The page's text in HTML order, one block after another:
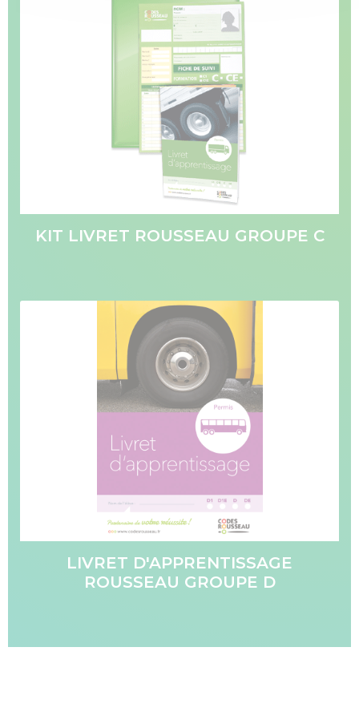
KIT LIVRET ROUSSEAU GROUPE C
LIVRET D'APPRENTISSAGE
ROUSSEAU GROUPE D